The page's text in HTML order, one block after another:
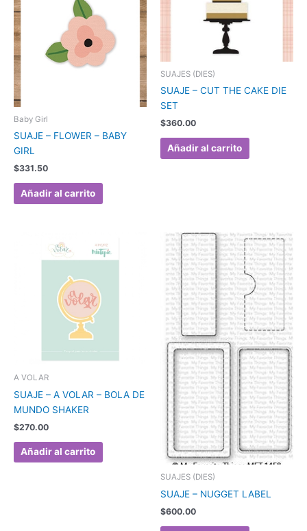
Baby Girl
SUAJE – FLOWER – BABY
GIRL
$331.50
Añadir al carrito
SUAJES (DIES)
SUAJE – CUT THE CAKE DIE
SET
$360.00
Añadir al carrito
A VOLAR
SUAJE – A VOLAR – BOLA DE
MUNDO SHAKER
$270.00
Añadir al carrito
SUAJES (DIES)
SUAJE – NUGGET LABEL
$600.00